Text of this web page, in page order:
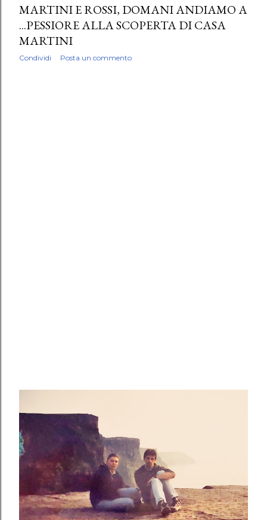
MARTINI E ROSSI, DOMANI ANDIAMO A
...PESSIORE ALLA SCOPERTA DI CASA
MARTINI
Condividi Posta un commento